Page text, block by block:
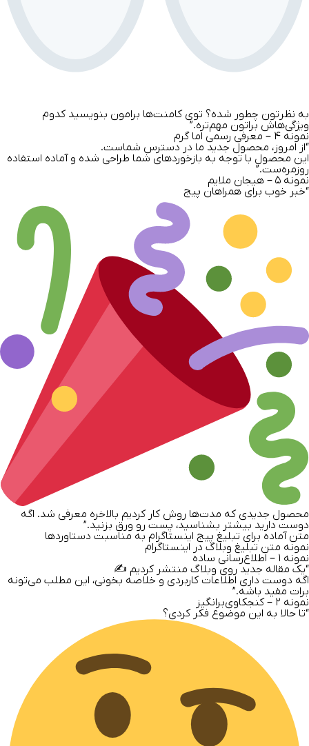
به نظرتون چطور شده؟ توی کامنت‌ها برامون بنویسید کدوم
ویژگی‌هاش براتون مهم‌تره.”
نمونه ۴ –
معرفی رسمی اما گرم
“از امروز، محصول جدید ما در دسترس شماست.
این محصول با توجه به بازخوردهای شما طراحی شده و آماده استفاده
روزمره‌ست.”
نمونه ۵ –
هیجان ملایم
“خبر خوب برای همراهان پیج
محصول جدیدی که مدت‌ها روش کار کردیم بالاخره معرفی شد. اگه
دوست دارید بیشتر بشناسید، پست رو ورق بزنید.”
متن آماده برای تبلیغ پیج اینستاگرام به مناسبت دستاوردها
نمونه متن تبلیغ وبلاگ در اینستاگرام
نمونه ۱ –
اطلاع‌رسانی ساده
“یک مقاله جدید روی وبلاگ منتشر کردیم ✍️
اگه دوست داری اطلاعات کاربردی و خلاصه بخونی، این مطلب می‌تونه
برات مفید باشه.”
نمونه ۲ –
کنجکاوی‌برانگیز
“تا حالا به این موضوع فکر کردی؟